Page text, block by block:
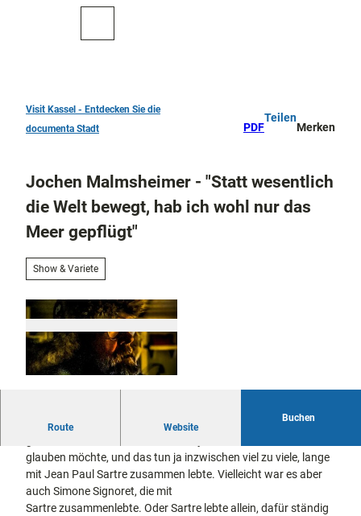
Sehenswürdigkeiten
Kunst
und
Kultur
Alle
rte
und
Festiv
als
docum
en und
Sonde
rausst
ellung
draußen
Überblick
Parks
und
Gärten
Kassel
im
Grünen
Entdeckertouren
und
Stadtführungen
Gastronomie
und
Shopping
Visit Kassel - Entdecken Sie die
documenta Stadt
PDF
Teilen
Merken
Jochen Malmsheimer - "Statt wesentlich
die Welt bewegt, hab ich wohl nur das
Meer gepflügt"
Show & Variete
Route Website
Buchen
Dieser Titel des neuen Programms von Jochen Malmsheimer
glauben möchte, und das tun ja inzwischen viel zu viele, lange
mit Jean Paul Sartre zusammen lebte. Vielleicht war es aber
auch Simone Signoret, die mit
Sartre zusammenlebte. Oder Sartre lebte allein, dafür ständig